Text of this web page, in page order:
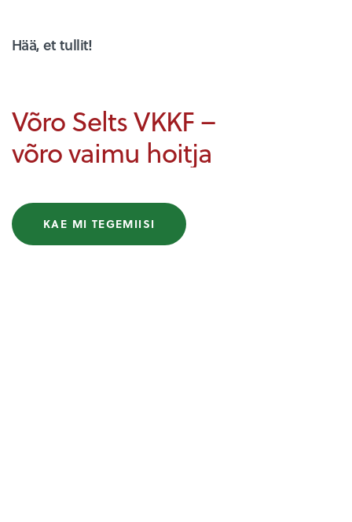
Hää, et tullit!
Võro Selts VKKF –
võro vaimu hoitja
KAE MI TEGEMIISI